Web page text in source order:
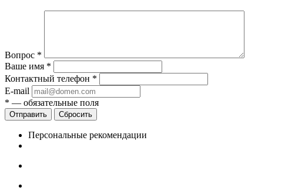
Вопрос *
Ваше имя *
Контактный телефон *
E-mail
* — обязательные поля
Сбросить
Персональные рекомендации